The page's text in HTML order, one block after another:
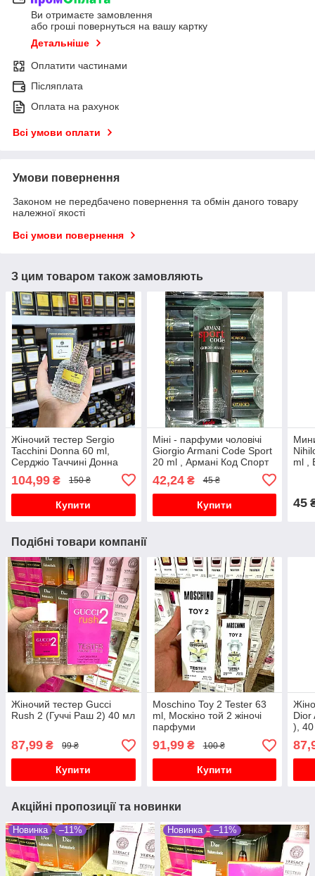
Ви отримаєте замовлення
або гроші повернуться на вашу картку
Детальніше
Оплатити частинами
Післяплата
Оплата на рахунок
Всі умови оплати
Умови повернення
Законом не передбачено повернення та обмін даного товару
належної якості
Всі умови повернення
З цим товаром також замовляють
Жіночий тестер Sergio
Tacchini Donna 60 ml,
Серджіо Таччині Донна
104,99 ₴ 150 ₴
Купити
Міні - парфуми чоловічі
Giorgio Armani Code Sport
20 ml , Армані Код Спорт
42,24₴ 45 ₴
Купити
ml ,
45
Подібні товари компанії
Жіночий тестер Gucci
Rush 2 (Гуччі Раш 2) 40 мл
87,99 ₴ 99 ₴
Купити
Moschino Toy 2 Tester 63
ml, Москіно той 2 жіночі
парфуми
91,99₴ 100 ₴
Купити
Dior
),
Акційні пропозиції та новинки
Новинка –11% Новинка –11%